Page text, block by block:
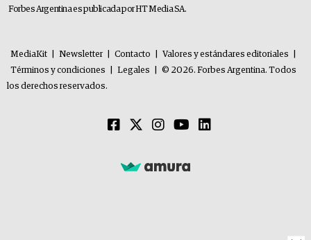
Forbes Argentina es publicada por HT Media SA.
MediaKit Newsletter Contacto Valores y estándares editoriales
Términos y condiciones
Legales
© 2026. Forbes Argentina. Todos
los derechos reservados.